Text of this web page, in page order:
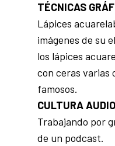
TÉCNICAS
Lápices
imágenes de su
los lápices
con ceras varias
famosos.
CULTURA
Trabajando por
de un podcast.